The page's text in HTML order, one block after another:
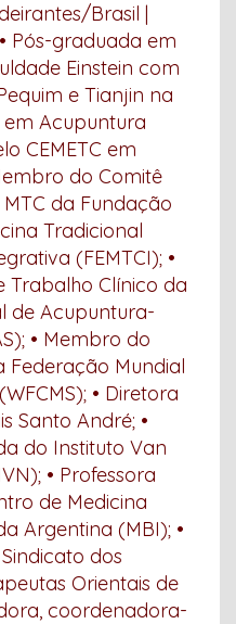
Brasil |
Pós-graduada em
Einstein com
e Tianjin na
em Acupuntura
CEMETC em
do Comitê
da Fundação
Tradicional
(FEMTCI); •
Trabalho Clínico da
de Acupuntura-
• Membro do
Federação Mundial
• Diretora
Santo André; •
do Instituto Van
• Professora
de Medicina
Argentina (MBI); •
dos
Orientais de
coordenadora-